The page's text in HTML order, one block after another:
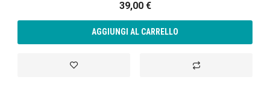
39,00 €
AGGIUNGI AL CARRELLO
Aggiungi alla lista desideri Aggiungi al